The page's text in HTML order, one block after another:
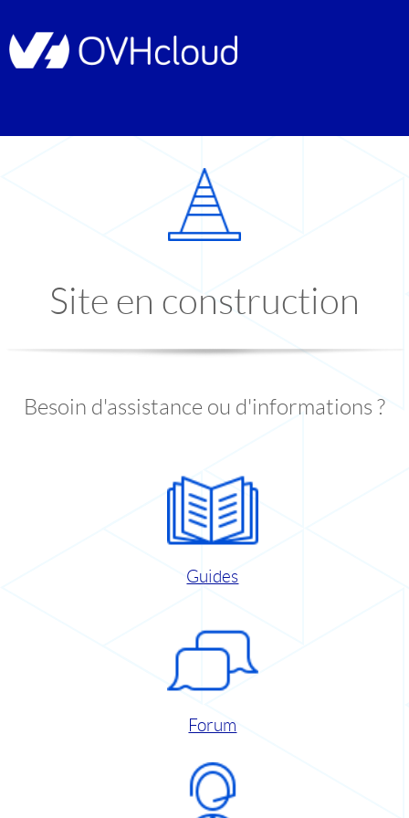
Site en construction
Besoin d'assistance ou d'informations ?
Guides
Forum